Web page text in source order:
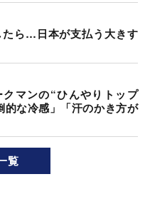
たら…日本が支払う大きす
クマンの“ひんやりトップ
的な冷感」「汗のかき方が
覧